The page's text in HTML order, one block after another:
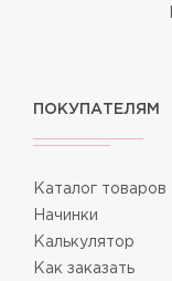
ПОКУПАТЕЛЯМ
Каталог товаров
Начинки
Калькулятор
Как заказать